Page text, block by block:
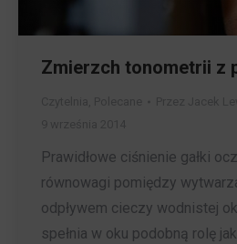
Zmierzch tonometrii z
Prawidłowe ciśnienie gałki
równowagi pomiędzy
odpływem cieczy wodnistej
spełnia w oku podobną rolę